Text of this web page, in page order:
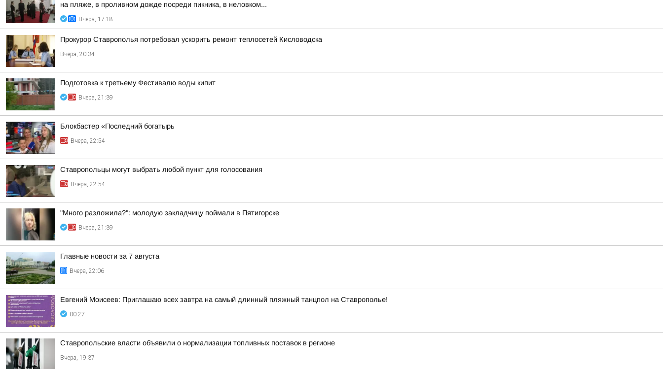
на пляже, в проливном дожде посреди пикника, в неловком...
Вчера, 17:18
Прокурор Ставрополья потребовал ускорить ремонт теплосетей Кисловодска
Вчера, 20:34
Подготовка к третьему Фестивалю воды кипит
Вчера, 21:39
Блокбастер «Последний богатырь
Вчера, 22:54
Ставропольцы могут выбрать любой пункт для голосования
Вчера, 22:54
"Много разложила?": молодую закладчицу поймали в Пятигорске
Вчера, 21:39
Главные новости за 7 августа
Вчера, 22:06
Евгений Моисеев: Приглашаю всех завтра на самый длинный пляжный танцпол на Ставрополье!
00:27
Ставропольские власти объявили о нормализации топливных поставок в регионе
Вчера, 19:37